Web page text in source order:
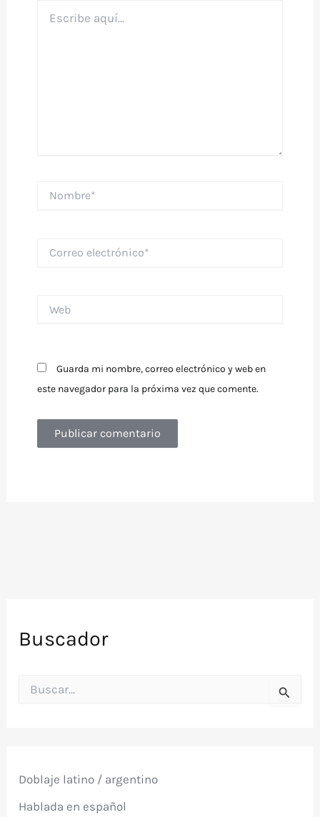
aquí...
electrónico*
Guarda mi nombre, correo electrónico y web en
este navegador para la próxima vez que comente.
Buscador
o
:
Doblaje latino / argentino
Hablada en español